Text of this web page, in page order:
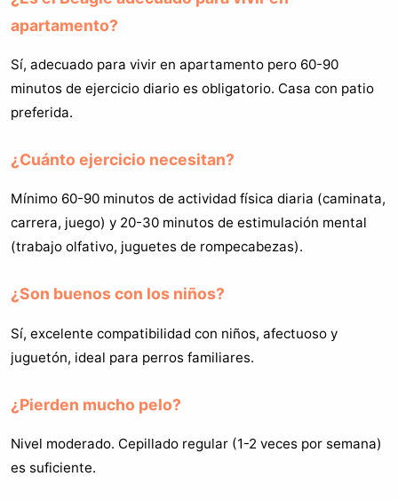
apartamento?
Sí, adecuado para vivir en apartamento pero 60-90
minutos de ejercicio diario es obligatorio. Casa con patio
preferida.
¿Cuánto ejercicio necesitan?
Mínimo 60-90 minutos de actividad física diaria (caminata,
carrera, juego) y 20-30 minutos de estimulación mental
(trabajo olfativo, juguetes de rompecabezas).
¿Son buenos con los niños?
Sí, excelente compatibilidad con niños, afectuoso y
juguetón, ideal para perros familiares.
¿Pierden mucho pelo?
Nivel moderado. Cepillado regular (1-2 veces por semana)
es suficiente.